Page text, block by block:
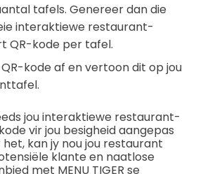
tafels. Genereer dan die
interaktiewe restaurant-
QR-kode per tafel.
QR-kode af en vertoon dit op jou
jou interaktiewe restaurant-
vir jou besigheid aangepas
kan jy nou jou restaurant
klante en naatlose
met MENU TIGER se